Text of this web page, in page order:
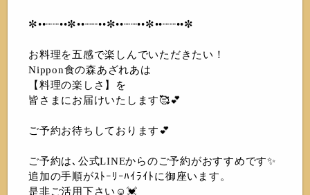
✼••┈┈••✼••┈┈••✼••┈┈••✼••┈┈••✼
お料理を五感で楽しんでいただきたい！
Nippon食の森あざれあは
【料理の楽しさ】を
皆さまにお届けいたします🥰💕
ご予約お待ちしております💕
ご予約は､公式LINEからのご予約がおすすめです✨
追加の手順がｽﾄｰﾘｰﾊｲﾗｲﾄに御座います。
是非ご活用下さい☺️💓